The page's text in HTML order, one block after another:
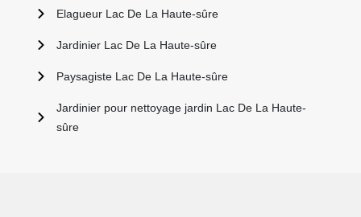
Elagueur Lac De La Haute-sûre
Jardinier Lac De La Haute-sûre
Paysagiste Lac De La Haute-sûre
Jardinier pour nettoyage jardin Lac De La Haute-
sûre